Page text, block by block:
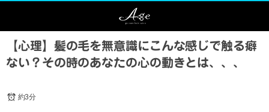
【心理】髪の毛を無意識にこんな感じで触る癖
ない？その時のあなたの心の動きとは、、、
約3分